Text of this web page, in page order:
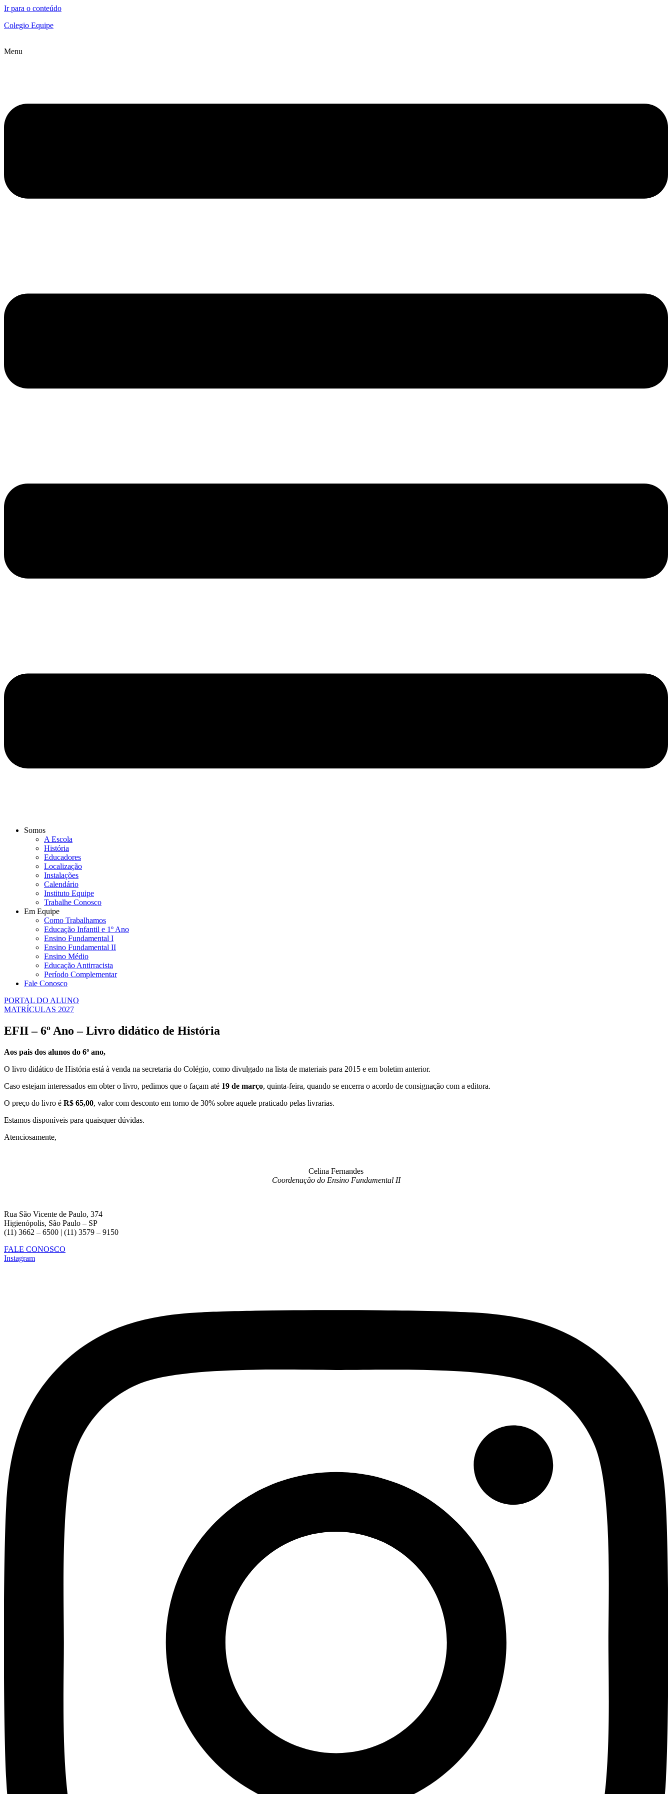
Ir para o conteúdo
Colegio Equipe
Menu
Somos
A Escola
História
Educadores
Localização
Instalações
Calendário
Instituto Equipe
Trabalhe Conosco
Em Equipe
Como Trabalhamos
Educação Infantil e 1º Ano
Ensino Fundamental I
Ensino Fundamental II
Ensino Médio
Educação Antirracista
Período Complementar
Fale Conosco
PORTAL DO ALUNO
MATRÍCULAS 2027
EFII – 6º Ano – Livro didático de História
Aos pais dos alunos do 6º ano,
O livro didático de História está à venda na secretaria do Colégio, como divulgado na lista de materiais para 2015 e em boletim anterior.
Caso estejam interessados em obter o livro, pedimos que o façam até 19 de março, quinta-feira, quando se encerra o acordo de consignação com a editora.
O preço do livro é R$ 65,00, valor com desconto em torno de 30% sobre aquele praticado pelas livrarias.
Estamos disponíveis para quaisquer dúvidas.
Atenciosamente,
Celina Fernandes
Coordenação do Ensino Fundamental II
Rua São Vicente de Paulo, 374
Higienópolis, São Paulo – SP
(11) 3662 – 6500 | (11) 3579 – 9150
FALE CONOSCO
Instagram